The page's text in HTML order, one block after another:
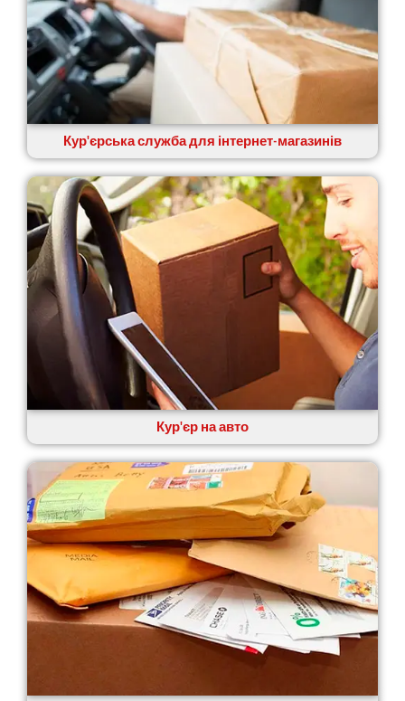
Кур'єрська служба для інтернет-магазинів
Кур'єр на авто